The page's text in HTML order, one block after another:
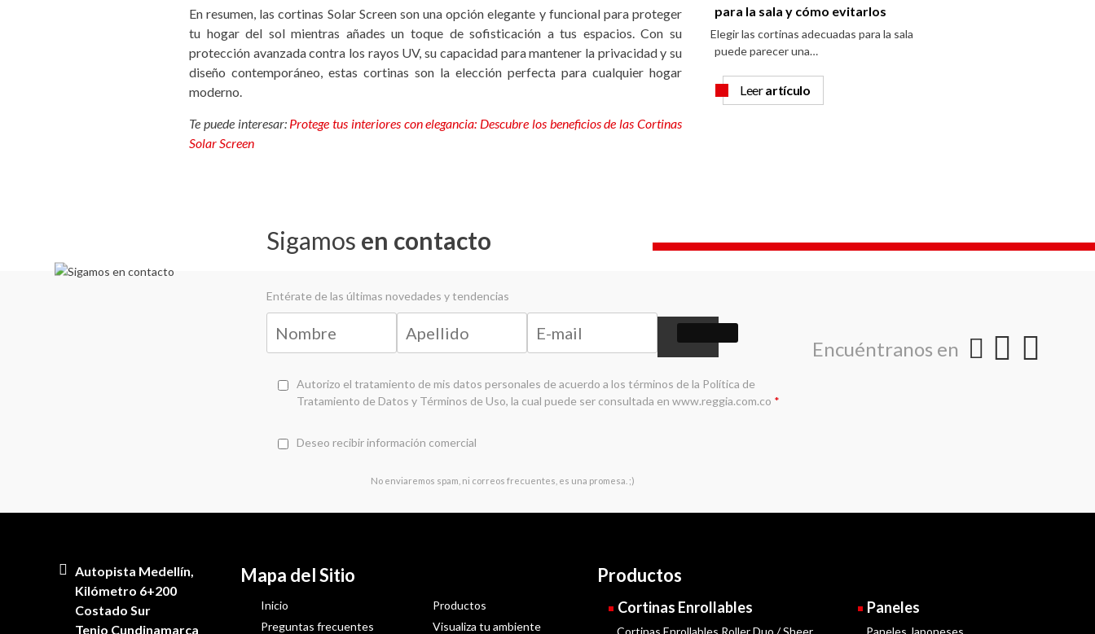
En resumen, las cortinas Solar Screen son una opción elegante y funcional para proteger
tu hogar del sol mientras añades un toque de sofisticación a tus espacios. Con su
protección avanzada contra los rayos UV, su capacidad para mantener la privacidad y su
diseño contemporáneo, estas cortinas son la elección perfecta para cualquier hogar
moderno.
Te puede interesar: Protege tus interiores con elegancia: Descubre los beneficios de las Cortinas
Solar Screen
para la sala y cómo evitarlos
Elegir las cortinas adecuadas para la sala
puede parecer una…
Leerartículo
Sigamos en contacto
Entérate de las últimas novedades y tendencias
Autorizo el tratamiento de mis datos personales de acuerdo a los términos de la Política de
Tratamiento de Datos y Términos de Uso, la cual puede ser consultada enwww.reggia.com.co *
Deseo recibir información comercial
No enviaremos spam, ni correos frecuentes, es una promesa. ;)
Encuéntranos en
Autopista Medellín,
Kilómetro 6+200
Costado Sur
Tenjo Cundinamarca
Mapa del Sitio
Inicio
Preguntas frecuentes
Productos
Visualiza tu ambiente
Productos
Cortinas Enrollables
Cortinas Enrollables Roller Duo / Sheer
Paneles
Paneles Japoneses